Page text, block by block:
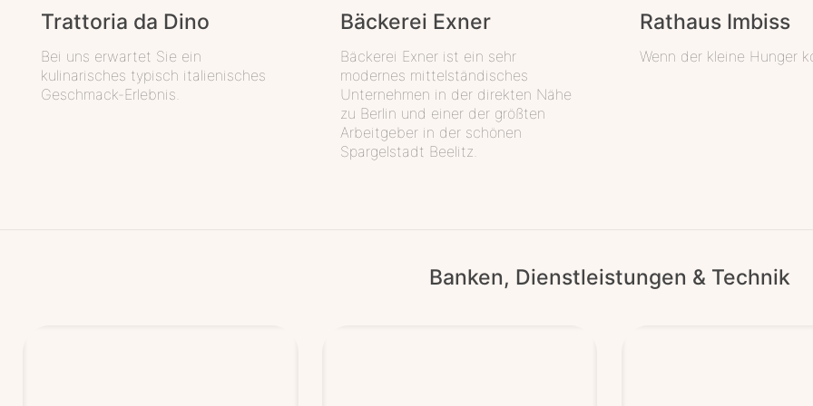
Trat­to­ria da Dino
Bei uns erwartet Sie ein
kulinarisches typisch italienisches
Geschmack-Erlebnis.
Bäcke­rei Exner
Bäckerei Exner ist ein sehr
modernes mittelständisches
Unternehmen in der direkten Nähe
zu Berlin und einer der größten
Arbeitgeber in der schönen
Spargelstadt Beelitz.
Rat­haus Imbiss
Wenn der kleine Hunger
Banken, Dienstleistungen & Technik